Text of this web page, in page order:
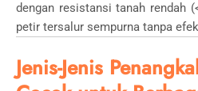
dengan resistansi tanah rendah
petir tersalur sempurna tanpa
Jenis-Jenis